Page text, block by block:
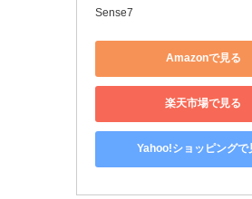
Sense7
Amazonで見る
楽天市場で見る
Yahoo!ショッピングで